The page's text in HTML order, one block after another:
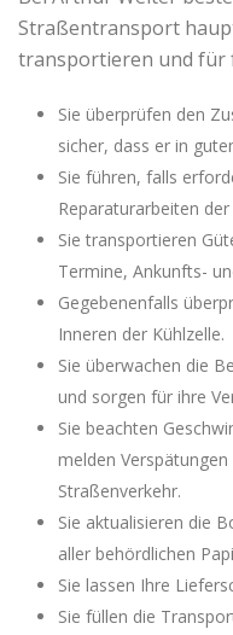
Straßentransport
transportieren und für
Sie überprüfen den
sicher, dass er in
Sie führen, falls
Reparaturarbeiten
Sie transportieren
Termine, Ankunfts-
Gegebenenfalls
Inneren der Kühlzelle.
Sie überwachen die
und sorgen für ihre
Sie beachten
melden
Straßenverkehr.
Sie aktualisieren die
aller behördlichen
Sie lassen Ihre
Sie füllen die